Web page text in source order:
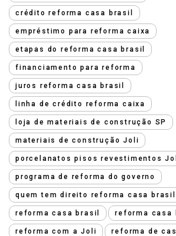
crédito reforma casa brasil
empréstimo para reforma caixa
etapas do reforma casa brasil
financiamento para reforma
juros reforma casa brasil
linha de crédito reforma caixa
loja de materiais de construção SP
materiais de construção Joli
porcelanatos pisos revestimentos
programa de reforma do governo
quem tem direito reforma casa brasil
reforma casa brasil reforma casa
reforma com a Joli reforma de